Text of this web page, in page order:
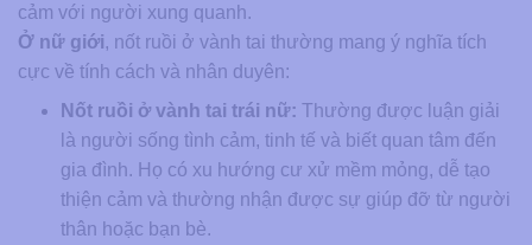
cảm với người xung quanh.
Ở nữ giới, nốt ruồi ở vành tai thường mang ý nghĩa tích
cực về tính cách và nhân duyên:
Nốt ruồi ở vành tai trái nữ: Thường được luận giải
là người sống tình cảm, tinh tế và biết quan tâm đến
gia đình. Họ có xu hướng cư xử mềm mỏng, dễ tạo
thiện cảm và thường nhận được sự giúp đỡ từ người
thân hoặc bạn bè.